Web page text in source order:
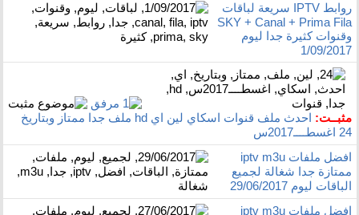
روابط IPTV سريعة لباقات
SKY + Canal + Prima Fila
وقنوات كثيرة جدا ليوم
1/09/2017
مثبــت:
احدث ملف قنوات اسكاي لين اي hd ملف جدا ممتاز وبتاريخ
24 اغسطــــ2017س
افضل ملفات iptv m3u
ممتازة جدا شغالة لجميع
الباقات ليوم 29/06/2017
افضل ملفات iptv m3u